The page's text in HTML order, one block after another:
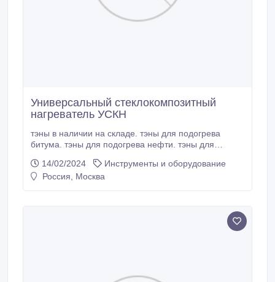
Универсальный стеклокомпозитный
нагреватель УСКН
тэны в наличии на складе. тэны для подогрева
битума. тэны для подогрева нефти. тэны для
нефтепродуктов. тэн для нагрева нефтепродуктов
екатеринбург. тэны для подогрева мазута в емкости
14/02/2024
Инструменты и оборудование
Россия, Москва